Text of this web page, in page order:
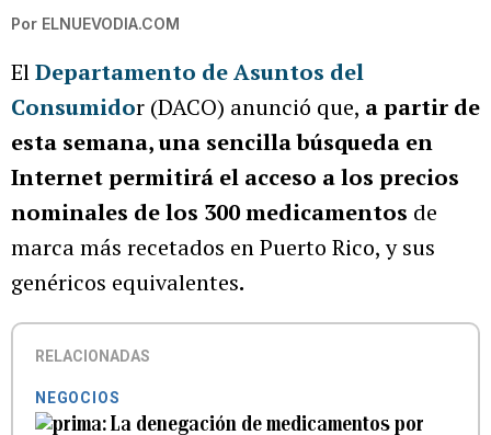
Por ELNUEVODIA.COM
ElDepartamento de Asuntos del
Consumidor (DACO) anunció que, a partir de
esta semana, una sencilla búsqueda en
Internet permitirá el acceso a los precios
nominales de los 300 medicamentos de
marca más recetados en Puerto Rico, y sus
genéricos equivalentes.
RELACIONADAS
NEGOCIOS
La denegación de medicamentos por